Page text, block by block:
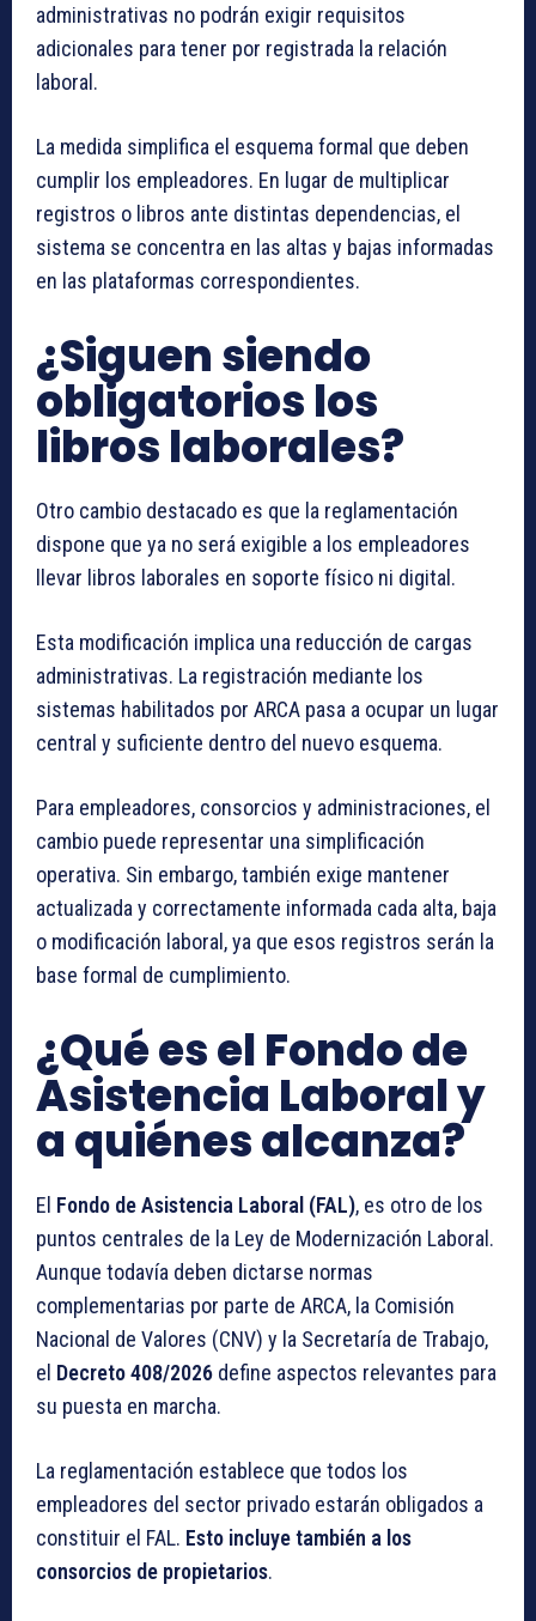
administrativas no podrán exigir requisitos
adicionales para tener por registrada la relación
laboral.
La medida simplifica el esquema formal que deben
cumplir los empleadores. En lugar de multiplicar
registros o libros ante distintas dependencias, el
sistema se concentra en las altas y bajas informadas
en las plataformas correspondientes.
¿Siguen siendo
obligatorios los
libros laborales?
Otro cambio destacado es que la reglamentación
dispone que ya no será exigible a los empleadores
llevar libros laborales en soporte físico ni digital.
Esta modificación implica una reducción de cargas
administrativas. La registración mediante los
sistemas habilitados por ARCA pasa a ocupar un lugar
central y suficiente dentro del nuevo esquema.
Para empleadores, consorcios y administraciones, el
cambio puede representar una simplificación
operativa. Sin embargo, también exige mantener
actualizada y correctamente informada cada alta, baja
o modificación laboral, ya que esos registros serán la
base formal de cumplimiento.
¿Qué es el Fondo de
Asistencia Laboral y
a quiénes alcanza?
El Fondo de Asistencia Laboral (FAL), es otro de los
puntos centrales de la Ley de Modernización Laboral.
Aunque todavía deben dictarse normas
complementarias por parte de ARCA, la Comisión
Nacional de Valores (CNV) y la Secretaría de Trabajo,
el Decreto 408/2026 define aspectos relevantes para
su puesta en marcha.
La reglamentación establece que todos los
empleadores del sector privado estarán obligados a
constituir el FAL. Esto incluye también a los
consorcios de propietarios.